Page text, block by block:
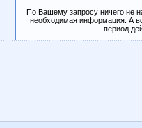
По Вашему запросу ничего не
необходимая информация. А
период